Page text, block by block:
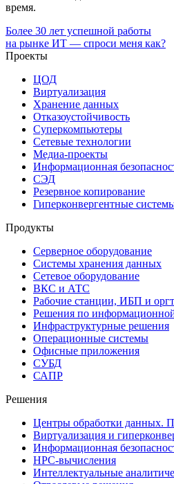
время.
Более 30 лет успешной работы
на рынке ИТ — спроси меня как?
Проекты
ЦОД
Виртуализация
Хранение данных
Отказоустойчивость
Суперкомпьютеры
Сетевые технологии
Медиа-проекты
Информационная
СЭД
Резервное копирование
Гиперконвергентные
Продукты
Серверное оборудование
Системы хранения данных
Сетевое оборудование
ВКС и АТС
Рабочие станции, ИБП и
Решения по информационной
Инфраструктурные решения
Операционные системы
Офисные приложения
СУБД
САПР
Решения
Центры обработки данных.
Виртуализация и
Информационная
HPC-вычисления
Интеллектуальные